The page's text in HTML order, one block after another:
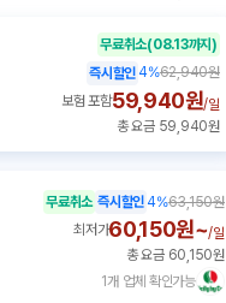
무료취소(08.13까지)
즉시할인 4%62,940원
보험 포함59,940원/일
총 요금 59,940원
1개 업체 확인가능
무료취소 즉시할인 4%63,150원
최저가60,150원~/일
총 요금 60,150원